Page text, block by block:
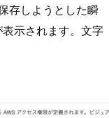
存しようとした瞬
示されます。文字